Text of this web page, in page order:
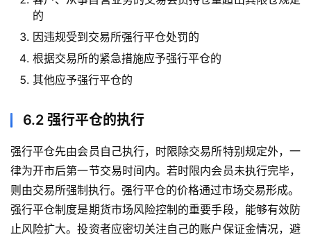
的
因违规受到交易所强行平仓处罚的
根据交易所的紧急措施应予强行平仓的
其他应予强行平仓的
6.2 强行平仓的执行
强行平仓先由会员自己执行，时限除交易所特别规定外，一
律为开市后第一节交易时间内。若时限内会员未执行完毕，
则由交易所强制执行。强行平仓的价格通过市场交易形成。
强行平仓制度是期货市场风险控制的重要手段，能够有效防
止风险扩大。投资者应密切关注自己的账户保证金情况，避